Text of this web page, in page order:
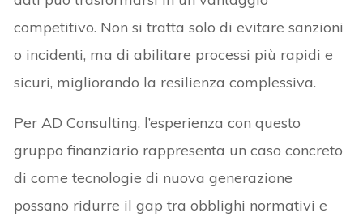
competitivo. Non si tratta solo di evitare sanzioni
o incidenti, ma di abilitare processi più rapidi e
sicuri, migliorando la resilienza complessiva.
Per AD Consulting, l’esperienza con questo
gruppo finanziario rappresenta un caso concreto
di come tecnologie di nuova generazione
possano ridurre il gap tra obblighi normativi e